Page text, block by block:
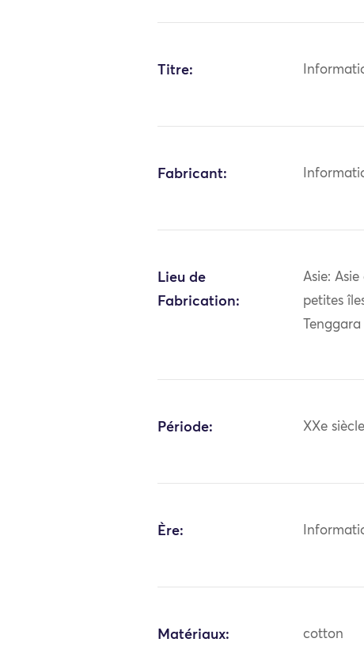
Titre:
Fabricant:
Lieu de
Fabrication:
Asie:
petites
Période: XXe siècle
Ère:
Matériaux: cotton